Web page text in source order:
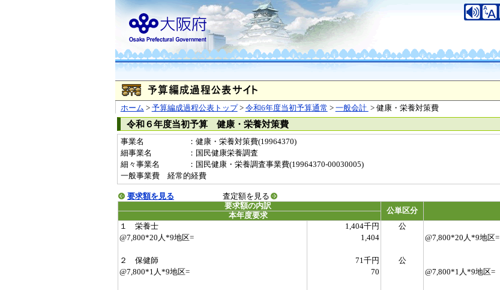
ホーム > 予算編成過程公表トップ> 令和6年度当初予算通常 > 一般会計 > 健康・栄養対策費
令和６年度当初予算 健康・栄養対策費
事業名 ：健康・栄養対策費(19964370)
細事業名
：国民健康栄養調査
細々事業名
：国民健康・栄養調査事業費(19964370-00030005)
一般事業費 経常的経費
要求額を見る 査定額を見る
要求額の内訳
公単区分
本年度要求
１ 栄養士
1,404千円 公
@7,800*20人*9地区=
1,404 @7,800*20人*9地区=
２ 保健師 71千円 公
@7,800*1人*9地区=
70 @7,800*1人*9地区=